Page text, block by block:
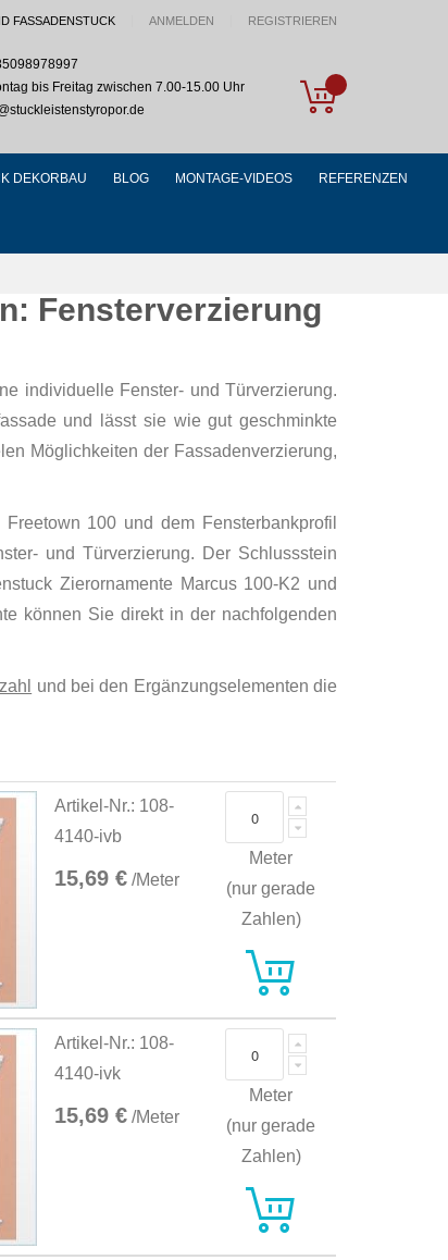
FASSADENSTUCK ANMELDEN REGISTRIEREN
My Cart
bis Freitag zwischen 7.00-15.00 Uhr
DEKORBAU BLOG MONTAGE-VIDEOS REFERENZEN
Fensterverzierung
individuelle Fenster- und Türverzierung.
und lässt sie wie gut geschminkte
Möglichkeiten der Fassadenverzierung,
100 und dem Fensterbankprofil
und Türverzierung. Der Schlussstein
Zierornamente Marcus 100-K2 und
können Sie direkt in der nachfolgenden
und bei den Ergänzungselementen die
Artikel-Nr.: 108-
4140-ivb
15,69 € /Meter
Meter
(nur gerade
Zahlen)
Artikel-Nr.: 108-
4140-ivk
15,69 € /Meter
Meter
(nur gerade
Zahlen)